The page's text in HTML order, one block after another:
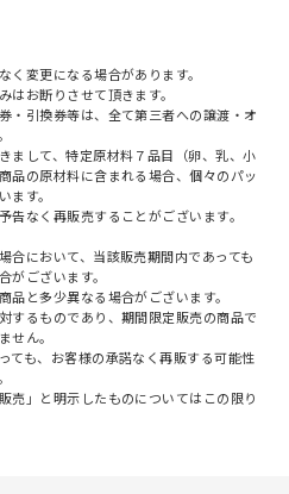
変更になる場合があります。
お断りさせて頂きます。
・引換券等は、全て第三者への譲渡・オ
まして、特定原材料７品目（卵、乳、小
品の原材料に含まれる場合、個々のパッ
す。
なく再販売することがございます。
合において、当該販売期間内であっても
ございます。
と多少異なる場合がございます。
するものであり、期間限定販売の商品で
せん。
ても、お客様の承諾なく再販する可能性
売」と明示したものについてはこの限り